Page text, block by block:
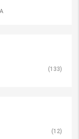
(133)
(12)